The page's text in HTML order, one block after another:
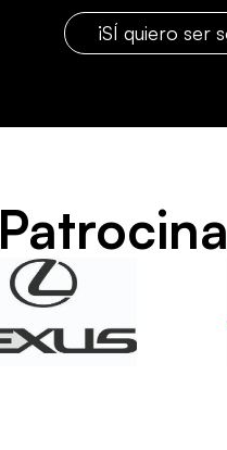
¡SÍ quiero ser